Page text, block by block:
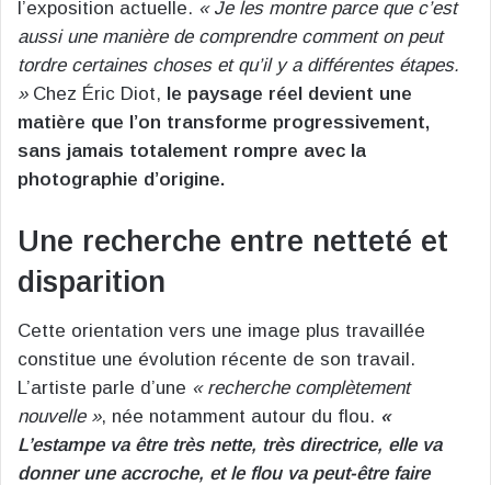
l’exposition actuelle. « Je les montre parce que c’est
aussi une manière de comprendre comment on peut
tordre certaines choses et qu’il y a différentes étapes.
»Chez Éric Diot, le paysage réel devient une
matière que l’on transforme progressivement,
sans jamais totalement rompre avec la
photographie d’origine.
Une recherche entre netteté et
disparition
Cette orientation vers une image plus travaillée
constitue une évolution récente de son travail.
L’artiste parle d’une « recherche complètement
nouvelle », née notamment autour du flou. «
L’estampe va être très nette, très directrice, elle va
donner une accroche, et le flou va peut-être faire